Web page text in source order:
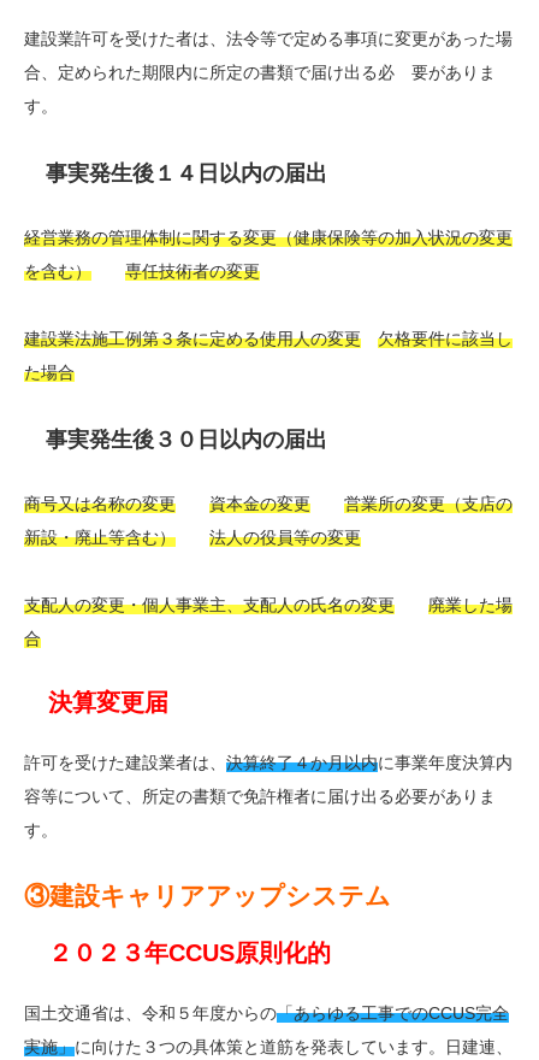
建設業許可を受けた者は、法令等で定める事項に変更があった場
合、定められた期限内に所定の書類で届け出る必 要がありま
す。
事実発生後１４日以内の届出
経営業務の管理体制に関する変更（健康保険等の加入状況の変更
を含む）
専任技術者の変更
建設業法施工例第３条に定める使用人の変更
欠格要件に該当し
た場合
事実発生後３０日以内の届出
商号又は名称の変更 資本金の変更
営業所の変更（支店の
新設・廃止等含む）
法人の役員等の変更
支配人の変更・個人事業主、支配人の氏名の変更
廃業した場
合
決算変更届
許可を受けた建設業者は、 決算終了４か月以内に事業年度決算内
容等について、所定の書類で免許権者に届け出る必要がありま
す。
③建設キャリアアップシステム
２０２３年CCUS原則化的
国土交通省は、令和５年度からの「あらゆる工事でのCCUS完全
実施」に向けた３つの具体策と道筋を発表しています。日建連、